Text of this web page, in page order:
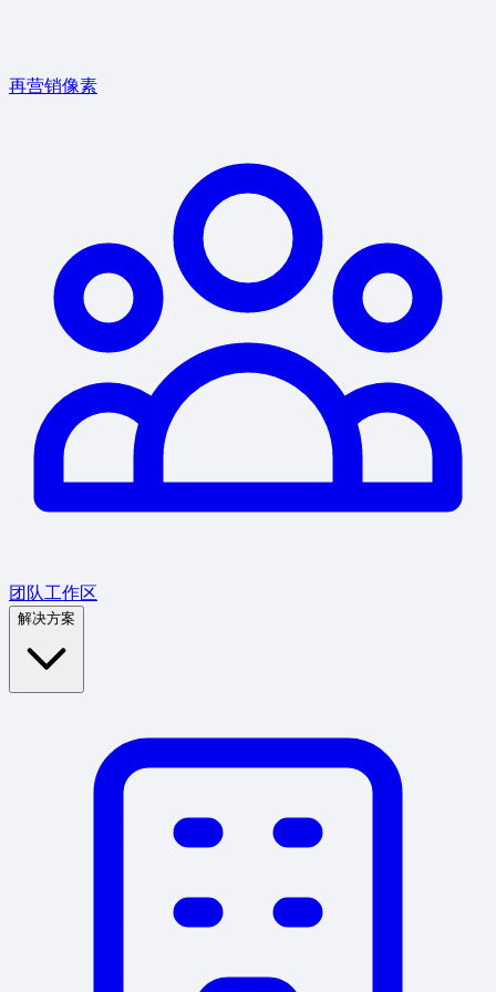
再营销像素
团队工作区
解决方案